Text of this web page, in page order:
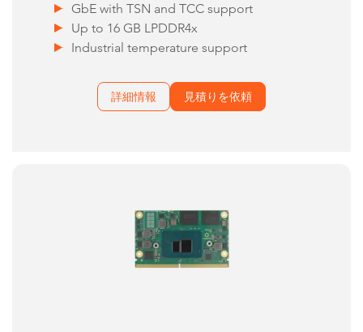
GbE with TSN and TCC support
Up to 16 GB LPDDR4x
Industrial temperature support
詳細情報 見積りを依頼